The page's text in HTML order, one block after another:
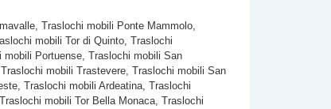
Traslochi mobili Ponte Mammolo,
mobili Tor di Quinto, Traslochi
Portuense, Traslochi mobili San
mobili Trastevere, Traslochi mobili San
Traslochi mobili Ardeatina, Traslochi
mobili Tor Bella Monaca, Traslochi